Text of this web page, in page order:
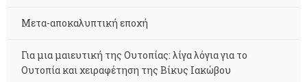
Μετα-αποκαλυπτική εποχή
Για μια μαιευτική της Ουτοπίας: λίγα λόγια για το
Ουτοπία και χειραφέτηση της Βίκυς Ιακώβου